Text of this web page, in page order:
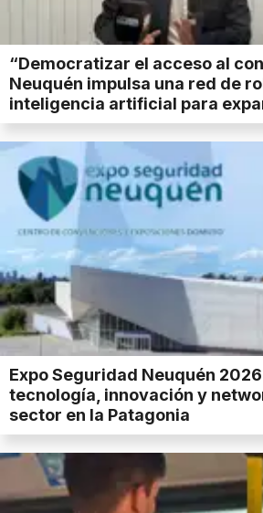
“Democratizar el acceso al
Neuquén impulsa una red de
inteligencia artificial para
formación tecnológica
Expo Seguridad Neuquén
tecnología, innovación y
sector en la Patagonia